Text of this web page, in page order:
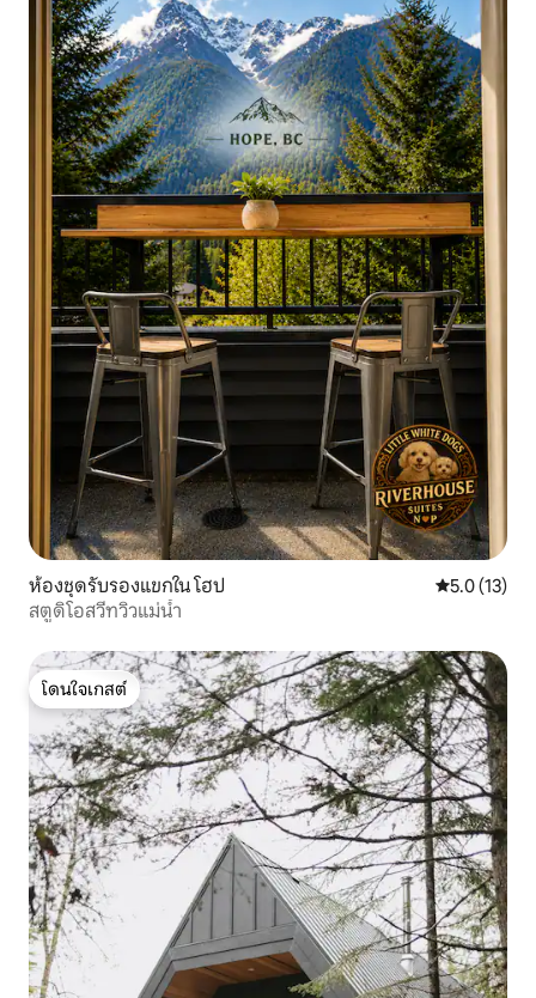
ห้องชุดรับรองแขกใน โฮป คะแนนเฉลี่ย
5.0 (13)
สตูดิโอสวีทวิวแม่น้ำ
โดนใจเกสต์
โดนใจเกสต์